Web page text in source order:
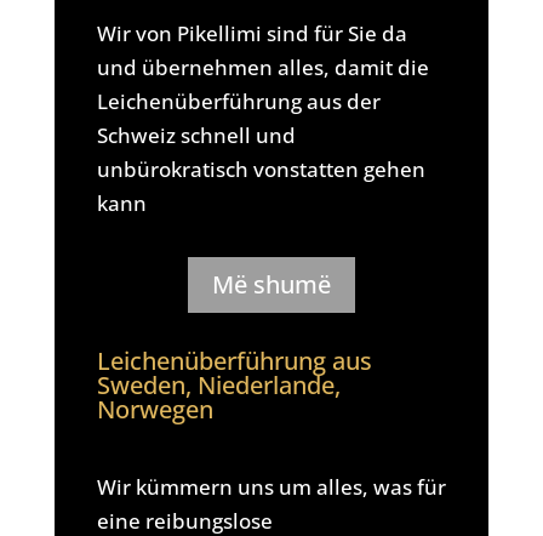
Wir von Pikellimi sind für Sie da
und übernehmen alles, damit die
Leichenüberführung aus der
Schweiz schnell und
unbürokratisch vonstatten gehen
kann
Më shumë
Leichenüberführung aus
Sweden, Niederlande,
Norwegen
Wir kümmern uns um alles, was für
eine reibungslose